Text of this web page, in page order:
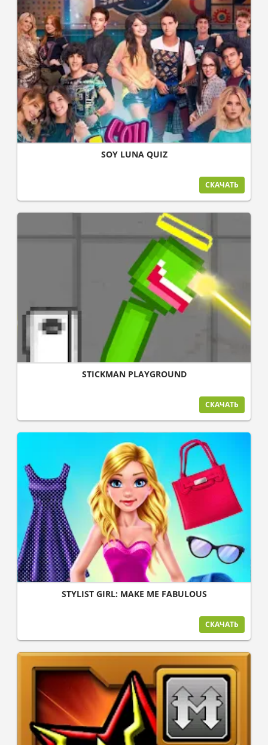
SOY LUNA QUIZ
СКАЧАТЬ
STICKMAN PLAYGROUND
СКАЧАТЬ
STYLIST GIRL: MAKE ME FABULOUS
СКАЧАТЬ